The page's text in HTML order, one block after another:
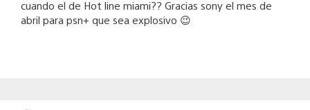
cuando el de Hot line miami?? Gracias sony el mes de
abril para psn+ que sea explosivo 😉